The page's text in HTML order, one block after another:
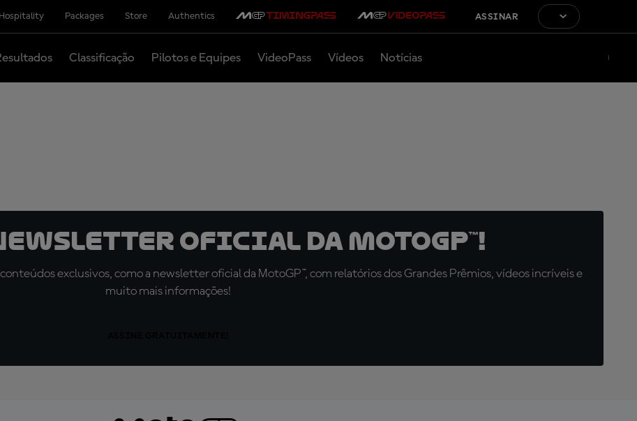
Hospitality Packages Store Authentics ASSINAR
Classificação Pilotos e Equipes VideoPass Vídeos Notícias
newsletter oficial da MotoGP™!
exclusivos, como a newsletter oficial da MotoGP™, com relatórios dos Grandes Prêmios, vídeos incríveis e
muito mais informações!